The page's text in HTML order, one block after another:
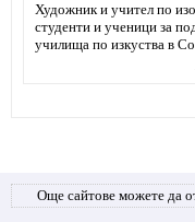
Художник и учител по
студенти и ученици за
училища по изкуства в
Още сайтове можете да